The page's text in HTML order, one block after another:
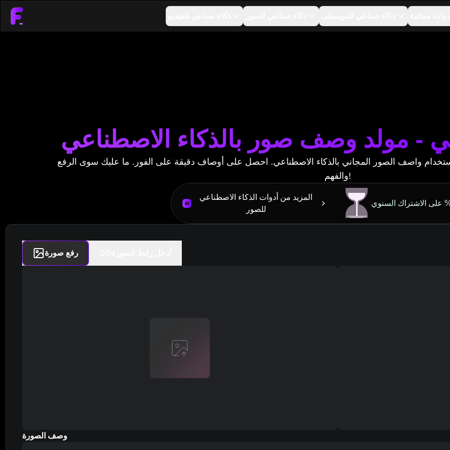
- مولد وصف صور بالذكاء الاصطناعي
واصف الصور المجاني بالذكاء الاصطناعي. احصل على أوصاف دقيقة على الفور. ما عليك سوى الرفع
والفهم!
المزيد من أدوات الذكاء الاصطناعي
للصور
رفع صورة
وصف الصورة